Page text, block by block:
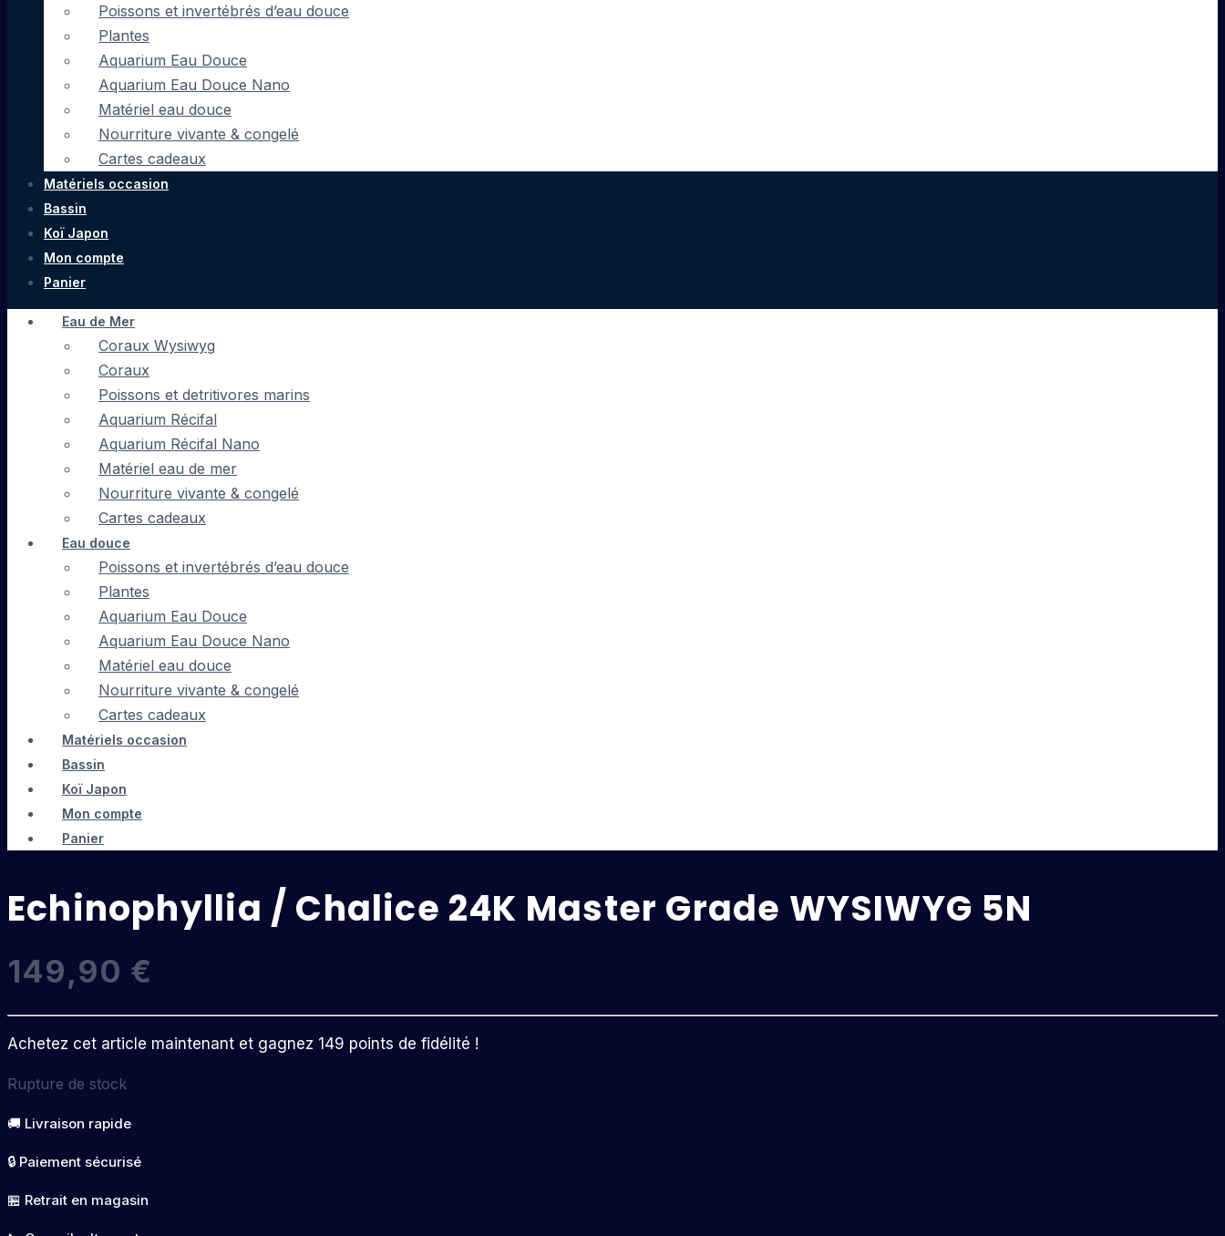
Poissons et invertébrés d’eau douce
Plantes
Aquarium Eau Douce
Aquarium Eau Douce Nano
Matériel eau douce
Nourriture vivante & congelé
Cartes cadeaux
Matériels occasion
Bassin
Koï Japon
Mon compte
Panier
Eau de Mer
Coraux Wysiwyg
Coraux
Poissons et detritivores marins
Aquarium Récifal
Aquarium Récifal Nano
Matériel eau de mer
Nourriture vivante & congelé
Cartes cadeaux
Eau douce
Poissons et invertébrés d’eau douce
Plantes
Aquarium Eau Douce
Aquarium Eau Douce Nano
Matériel eau douce
Nourriture vivante & congelé
Cartes cadeaux
Matériels occasion
Bassin
Koï Japon
Mon compte
Panier
Echinophyllia / Chalice 24K Master Grade WYSIWYG 5N
149,90 €
Achetez cet article maintenant et gagnez 149 points de fidélité !
Rupture de stock
🚚 Livraison rapide
🔒 Paiement sécurisé
🏪 Retrait en magasin